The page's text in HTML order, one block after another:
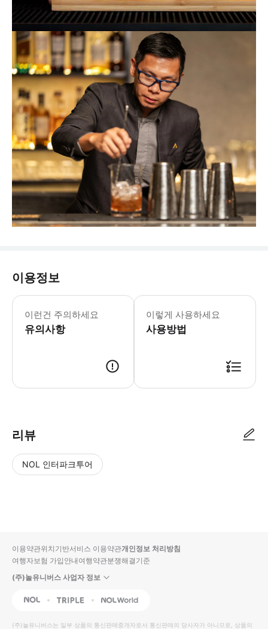
이용정보
이런건 주의하세요
유의사항
이렇게 사용하세요
사용방법
리뷰
NOL 인터파크투어
입니
다.
높
동
순
상
이용약관위치기반서비스 이용약관개인정보 처리방침
여행자보험 가입안내여행약관분쟁해결기준
(주)놀유니버스 사업자 정보
NOL Triple Interpark Global
(주)놀유니버스는 일부 상품의 통신판매중개자로서 통신판매의 당사자가 아니므로, 상품의